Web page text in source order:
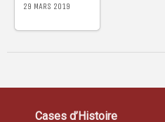
29 MARS 2019
Cases d’Histoire